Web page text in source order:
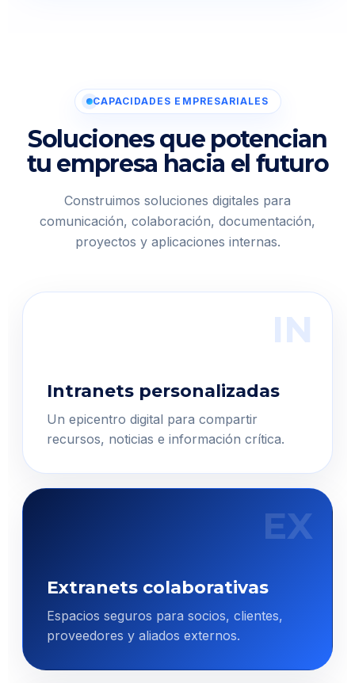
CAPACIDADES EMPRESARIALES
Soluciones que potencian
tu empresa hacia el futuro
Construimos soluciones digitales para
comunicación, colaboración, documentación,
proyectos y aplicaciones internas.
IN
Intranets personalizadas
Un epicentro digital para compartir
recursos, noticias e información crítica.
EX
Extranets colaborativas
Espacios seguros para socios, clientes,
proveedores y aliados externos.